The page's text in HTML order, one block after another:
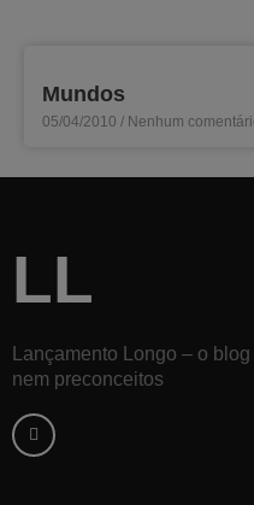
Mundos
05/04/2010 Nenhum
LL
Lançamento Longo – o
nem preconceitos
a
c
e